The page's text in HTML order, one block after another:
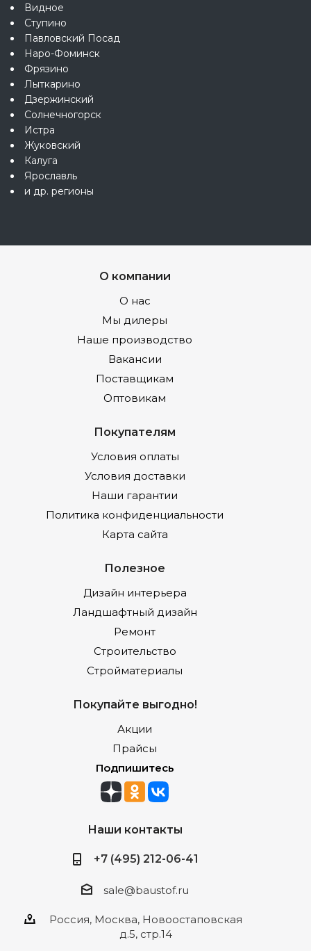
Видное
Ступино
Павловский Посад
Наро-Фоминск
Фрязино
Лыткарино
Дзержинский
Солнечногорск
Истра
Жуковский
Калуга
Ярославль
и др. регионы
О компании
О нас
Мы дилеры
Наше производство
Вакансии
Поставщикам
Оптовикам
Покупателям
Условия оплаты
Условия доставки
Наши гарантии
Политика конфиденциальности
Карта сайта
Полезное
Дизайн интерьера
Ландшафтный дизайн
Ремонт
Строительство
Стройматериалы
Покупайте выгодно!
Акции
Прайсы
Подпишитесь
Наши контакты
+7 (495) 212-06-41
sale@baustof.ru
Россия, Москва, Новоостаповская
д.5, стр.14